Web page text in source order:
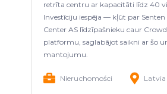
retrīta centru ar kapacitāti līdz 40
Investīciju iespēja — kļūt par
Center AS līdzīpašnieku caur
platformu, saglabājot saikni ar šo
mantojumu.
Nieruchomości Latvia